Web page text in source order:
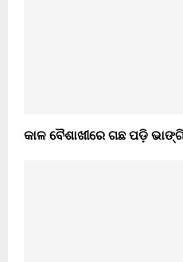
କାଳ ବୈଶାଖୀରେ ଗଛ ପଡ଼ି